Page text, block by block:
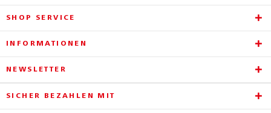
SHOP SERVICE
INFORMATIONEN
NEWSLETTER
SICHER BEZAHLEN MIT